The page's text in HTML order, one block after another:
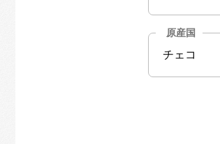
原産国
チェコ